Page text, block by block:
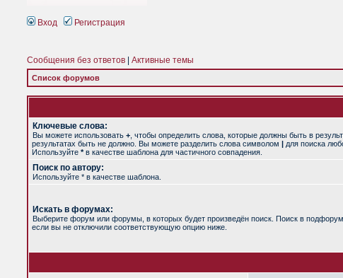
Вход Регистрация
Сообщения без ответов Активные темы
Список форумов
Ключевые слова:
Вы можете использовать + , чтобы определить слова, которые должны быть в
результатах быть не должно. Вы можете разделить слова символом | для поиска
Используйте *в качестве шаблона для частичного совпадения.
Поиск по автору:
Используйте * в качестве шаблона.
Искать в форумах:
Выберите форум или форумы, в которых будет произведён поиск. Поиск в
если вы не отключили соответствующую опцию ниже.